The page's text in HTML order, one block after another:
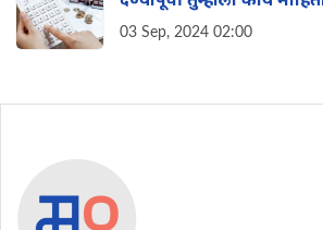
आहे?
03 Sep, 2024 02:00